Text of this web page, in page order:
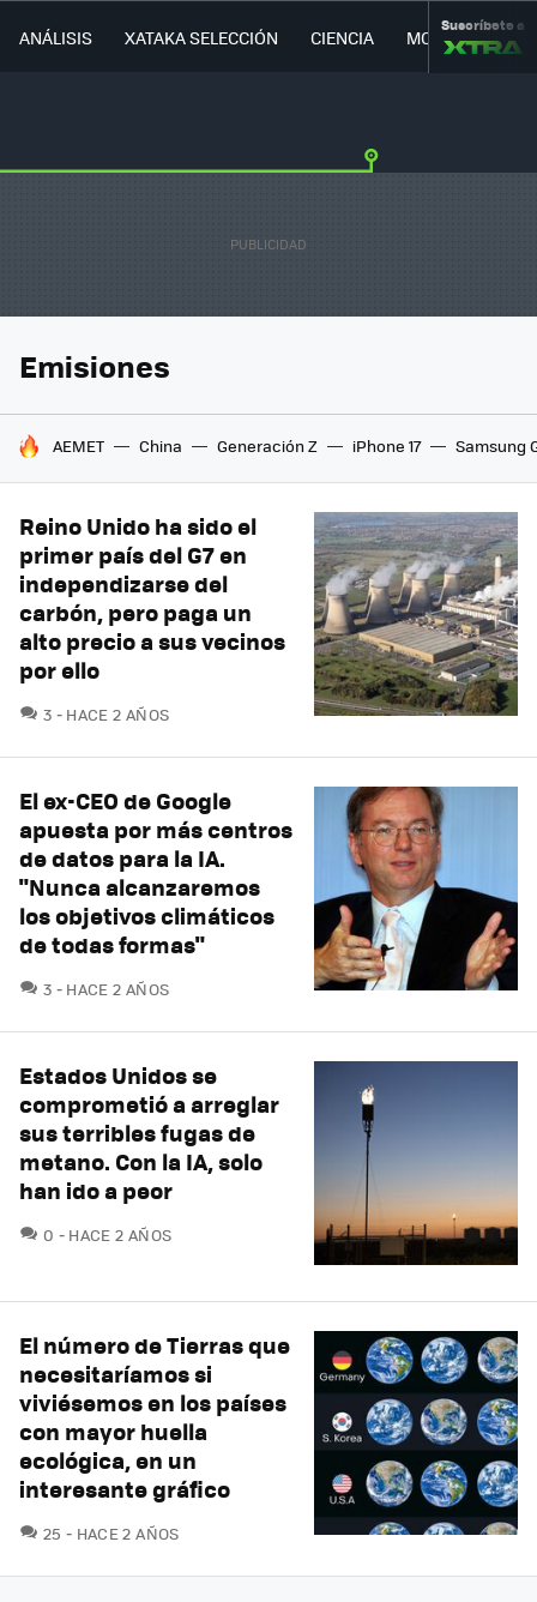
ANÁLISIS XATAKA SELECCIÓN CIENCIA MOVILIDAD
Suscríbete a
Emisiones
HOY SE HABLA DE
AEMET China Generación Z iPhone 17 Samsung
Reino Unido ha sido el
primer país del G7 en
independizarse del
carbón, pero paga un
alto precio a sus vecinos
por ello
3 COMENTARIOS
HACE 2 AÑOS
El ex-CEO de Google
apuesta por más centros
de datos para la IA.
"Nunca alcanzaremos
los objetivos climáticos
de todas formas"
3 COMENTARIOS
HACE 2 AÑOS
Estados Unidos se
comprometió a arreglar
sus terribles fugas de
metano. Con la IA, solo
han ido a peor
0 COMENTARIOS
HACE 2 AÑOS
El número de Tierras que
necesitaríamos si
viviésemos en los países
con mayor huella
ecológica, en un
interesante gráfico
25 COMENTARIOS
HACE 2 AÑOS